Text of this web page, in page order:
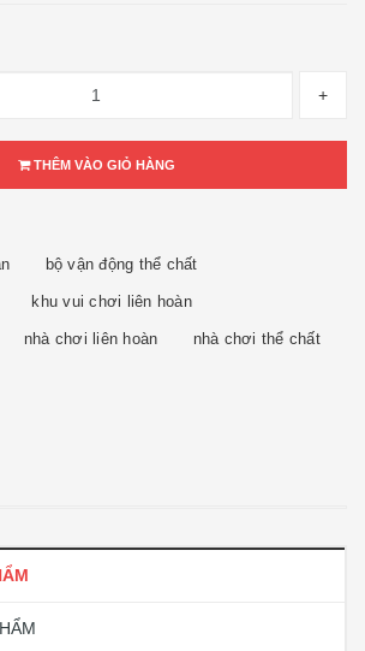
+
THÊM VÀO GIỎ HÀNG
bộ vận động thể chất
khu vui chơi liên hoàn
nhà chơi liên hoàn nhà chơi thể chất